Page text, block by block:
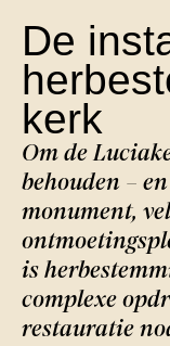
De
kerk
Om de
behouden –
monument,
is
complexe
restauratie